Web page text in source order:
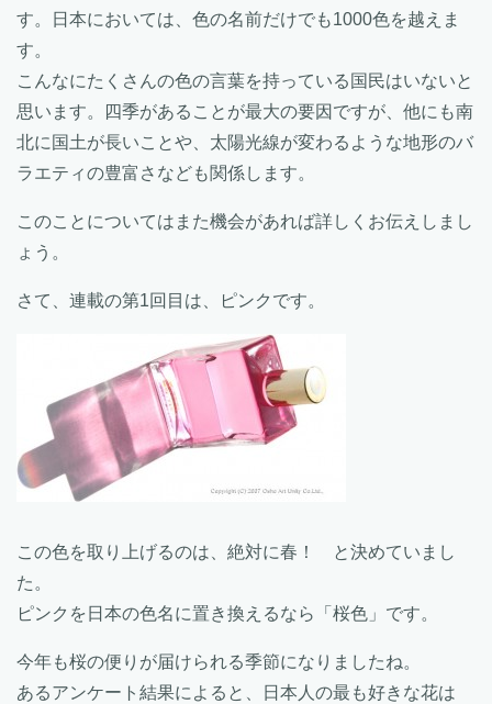
す。日本においては、色の名前だけでも1000色を越えま
す。
こんなにたくさんの色の言葉を持っている国民はいないと
思います。四季があることが最大の要因ですが、他にも南
北に国土が長いことや、太陽光線が変わるような地形のバ
ラエティの豊富さなども関係します。
このことについてはまた機会があれば詳しくお伝えしまし
ょう。
さて、連載の第1回目は、ピンクです。
この色を取り上げるのは、絶対に春！ と決めていまし
た。
ピンクを日本の色名に置き換えるなら「桜色」です。
今年も桜の便りが届けられる季節になりましたね。
あるアンケート結果によると、日本人の最も好きな花は